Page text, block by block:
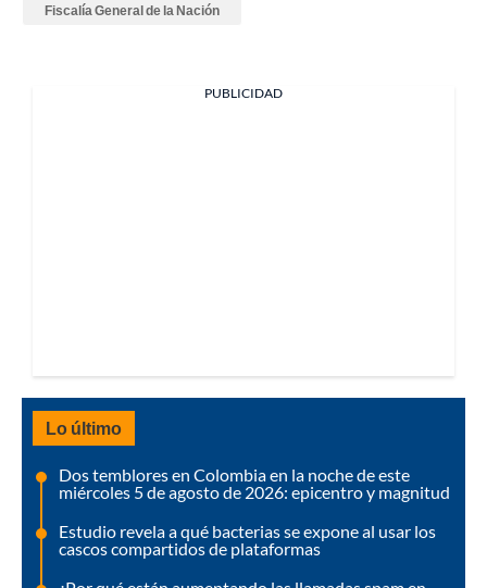
Fiscalía General de la Nación
PUBLICIDAD
Lo último
Dos temblores en Colombia en la noche de este
miércoles 5 de agosto de 2026: epicentro y magnitud
Estudio revela a qué bacterias se expone al usar los
cascos compartidos de plataformas